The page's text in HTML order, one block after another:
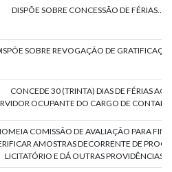
DISPÕE SOBRE CONCESSÃO DE FÉRIAS....
SOBRE REVOGAÇÃO DE
CONCEDE 30 (TRINTA) DIAS DE FÉRIAS AO
OCUPANTE DO CARGO DE
COMISSÃO DE AVALIAÇÃO PARA FINS
AMOSTRAS DECORRENTE DE
LICITATÓRIO E DÁ OUTRAS PROVIDÊNCIAS....